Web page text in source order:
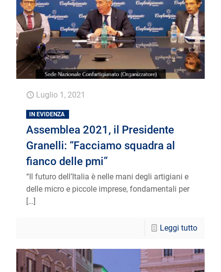
Luglio 1, 2021
IN EVIDENZA
Assemblea 2021, il Presidente
Granelli: “Facciamo squadra al
fianco delle pmi”
“Il futuro dell’Italia è nelle mani degli artigiani e
delle micro e piccole imprese, fondamentali per
[…]
Leggi tutto